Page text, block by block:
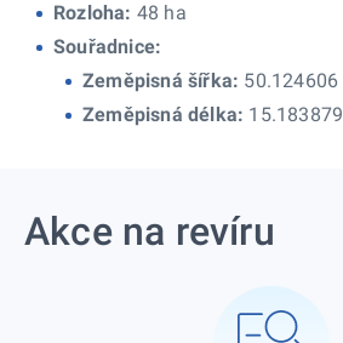
Rozloha: 48 ha
Souřadnice:
Zeměpisná šířka: 50.124606
Zeměpisná délka: 15.183879
Akce na revíru